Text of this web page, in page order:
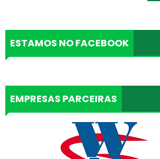
ESTAMOS NO FACEBOOK
EMPRESAS PARCEIRAS